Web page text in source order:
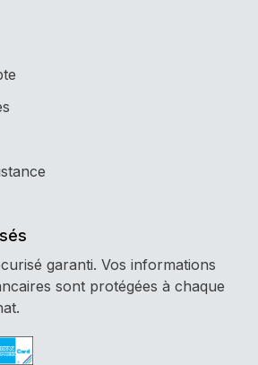
garanti. Vos informations
sont protégées à chaque